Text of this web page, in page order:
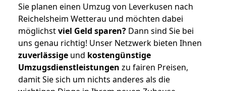
Sie planen einen Umzug von Leverkusen nach
Reichelsheim Wetterau und möchten dabei
möglichstviel Geld sparen? Dann sind Sie bei
uns genau richtig! Unser Netzwerk bieten Ihnen
zuverlässige und kostengünstige
Umzugsdienstleistungen zu fairen Preisen,
damit Sie sich um nichts anderes als die